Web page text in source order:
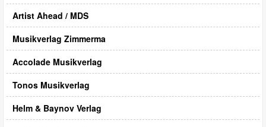
Artist Ahead / MDS
Musikverlag Zimmerma
Accolade Musikverlag
Tonos Musikverlag
Helm & Baynov Verlag